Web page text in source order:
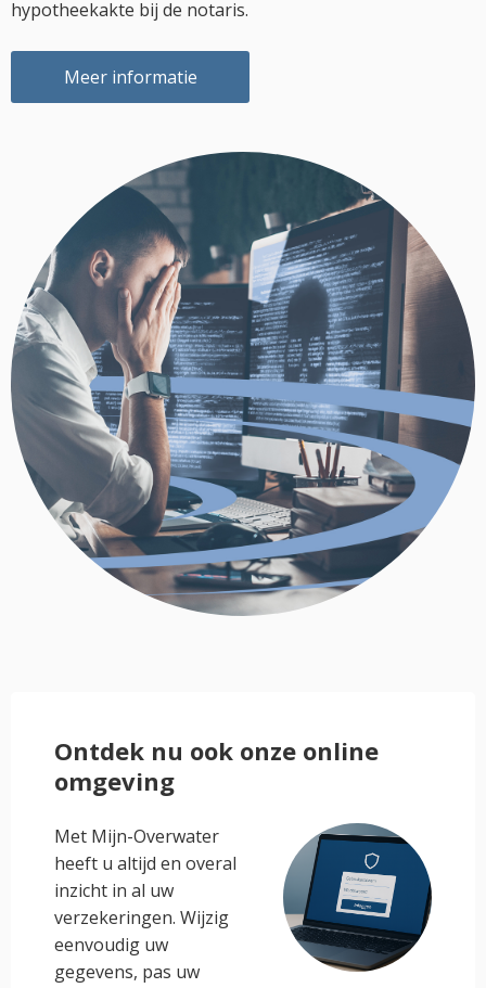
hypotheekakte bij de notaris.
Meer informatie
Ontdek nu ook onze online
omgeving
Met Mijn-Overwater
heeft u altijd en overal
inzicht in al uw
verzekeringen. Wijzig
eenvoudig uw
gegevens, pas uw